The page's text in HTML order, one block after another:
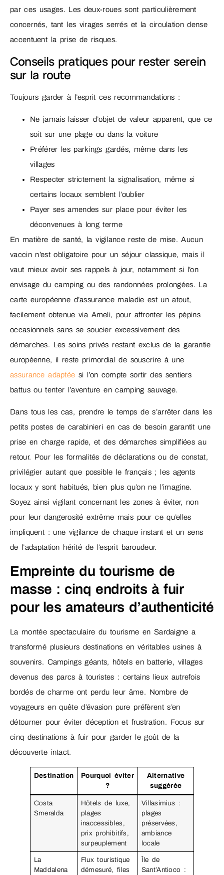
par ces usages. Les deux-roues sont particulièrement
concernés, tant les virages serrés et la circulation dense
accentuent la prise de risques.
Conseils pratiques pour rester serein
sur la route
Toujours garder à l’esprit ces recommandations :
Ne jamais laisser d’objet de valeur apparent, que ce
soit sur une plage ou dans la voiture
Préférer les parkings gardés, même dans les
villages
Respecter strictement la signalisation, même si
certains locaux semblent l’oublier
Payer ses amendes sur place pour éviter les
déconvenues à long terme
En matière de santé, la vigilance reste de mise. Aucun
vaccin n’est obligatoire pour un séjour classique, mais il
vaut mieux avoir ses rappels à jour, notamment si l’on
envisage du camping ou des randonnées prolongées. La
carte européenne d’assurance maladie est un atout,
facilement obtenue via Ameli, pour affronter les pépins
occasionnels sans se soucier excessivement des
démarches. Les soins privés restant exclus de la garantie
européenne, il reste primordial de souscrire à une
assurance adaptée si l’on compte sortir des sentiers
battus ou tenter l’aventure en camping sauvage.
Dans tous les cas, prendre le temps de s’arrêter dans les
petits postes de carabinieri en cas de besoin garantit une
prise en charge rapide, et des démarches simplifiées au
retour. Pour les formalités de déclarations ou de constat,
privilégier autant que possible le français ; les agents
locaux y sont habitués, bien plus qu’on ne l’imagine.
Soyez ainsi vigilant concernant les zones à éviter, non
pour leur dangerosité extrême mais pour ce qu’elles
impliquent : une vigilance de chaque instant et un sens
de l’adaptation hérité de l’esprit baroudeur.
Empreinte du tourisme de
masse : cinq endroits à fuir
pour les amateurs d’authenticité
La montée spectaculaire du tourisme en Sardaigne a
transformé plusieurs destinations en véritables usines à
souvenirs. Campings géants, hôtels en batterie, villages
devenus des parcs à touristes : certains lieux autrefois
bordés de charme ont perdu leur âme. Nombre de
voyageurs en quête d’évasion pure préfèrent s’en
détourner pour éviter déception et frustration. Focus sur
cinq destinations à fuir pour garder le goût de la
découverte intact.
Destination
Pourquoi éviter
?
Alternative
suggérée
Costa
Smeralda
Hôtels de luxe,
plages
inaccessibles,
prix prohibitifs,
surpeuplement
Villasimius :
plages
préservées,
ambiance
locale
La
Maddalena
Flux touristique
démesuré, files
Île de
Sant’Antioco :